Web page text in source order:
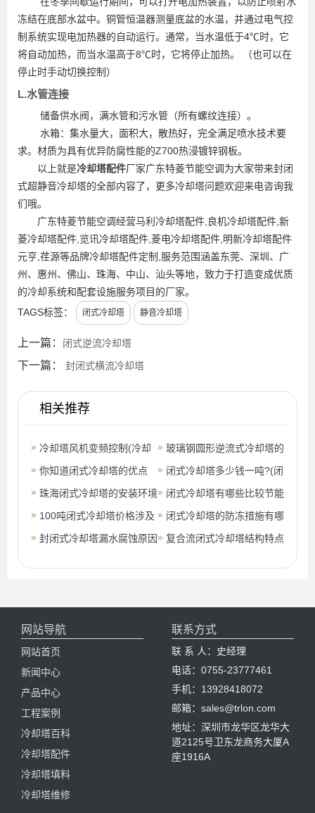
冻结在底部水盆中。铜管恒温器测量底盆的水温，并通过电气控
制系统实现电加热器的自动运行。通常，当水温低于4℃时，它
将自动加热，而当水温高于8℃时，它将停止加热。 （也可以在
停止时手动切换控制）
L.水管连接
储备供水阀，满水管和污水管（所有螺纹连接）。
水箱：集水量大，面积大，散热好，完全满足喷水技术要
求。材质为具有优异防腐性能的Z700热浸镀锌钢板。
以上就是冷却塔配件厂家广东特菱节能空调为大家带来封闭
式超静音冷却塔的全部内容了，更多冷却塔问题欢迎来电咨询我
们哦。
广东特菱节能空调经营马利冷却塔配件,良机冷却塔配件,新
菱冷却塔配件,览讯冷却塔配件,菱电冷却塔配件,明新冷却塔配件
元亨,荏源等品牌冷却塔配件定制,服务范围涵盖东莞、深圳、广
州、惠州、佛山、珠海、中山、汕头等地，致力于打造变成优质
的冷却系统和配套设施服务项目的厂家。
TAGS标签：
闭式冷却塔 静音冷却塔
上一篇： 闭式逆流冷却塔
下一篇： 封闭式横流冷却塔
相关推荐
冷却塔风机变频控制(冷却
塔风机减速箱可以变频控制
吗)
玻璃钢圆形逆流式冷却塔的
特点(深圳圆形逆流式玻璃
钢冷却塔
你知道闭式冷却塔的优点
吗？(怎么选择开式或闭式
冷却塔)
闭式冷却塔多少钱一吨?(闭
式冷却塔多少钱)
珠海闭式冷却塔的安装环境
及地点该如何选择(珠海闭
式冷却塔
闭式冷却塔有哪些比较节能
的方法？(闭式冷却塔需要
加药么)
100吨闭式冷却塔价格涉及
的学问很多(闭式冷却设备)
闭式冷却塔的防冻措施有哪
些？(闭式冷却塔防冻设施)
封闭式冷却塔漏水腐蚀原因
复合流闭式冷却塔结构特点
网站导航
网站首页
新闻中心
产品中心
工程案例
冷却塔百科
冷却塔配件
冷却塔填料
冷却塔维修
联系方式
联 系 人：史经理
电话：0755-23777461
手机：13928418072
邮箱：sales@trlon.com
地址：深圳市龙华区龙华大
道2125号卫东龙商务大厦A
座1916A